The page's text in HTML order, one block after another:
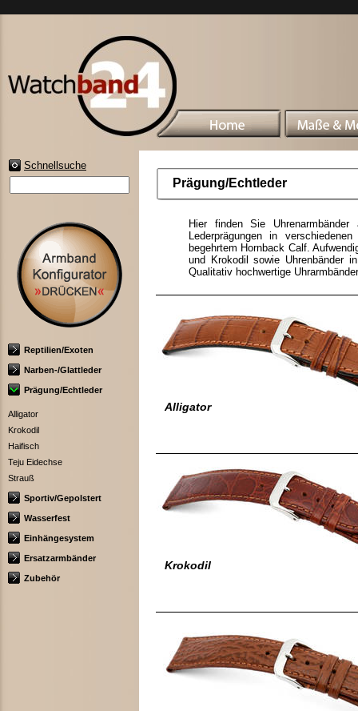
Schnellsuche
Reptilien/Exoten
Narben-/Glattleder
Prägung/Echtleder
Alligator
Krokodil
Haifisch
Teju Eidechse
Strauß
Sportiv/Gepolstert
Wasserfest
Einhängesystem
Ersatzarmbänder
Zubehör
Prägung/Echtleder
Hier finden Sie
Lederprägungen in
begehrtem Hornback Calf.
und Krokodil sowie Uhrenbänder
Qualitativ hochwertige
Alligator
Krokodil